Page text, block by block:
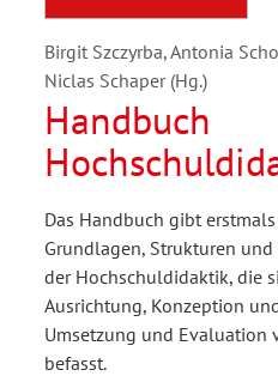
Birgit Szczyrba, Antonia
Niclas Schaper (Hg.)
Handbuch
Das Handbuch gibt
Grundlagen, Strukturen
der Hochschuldidaktik, die
Ausrichtung, Konzeption
Umsetzung und Evaluation
befasst.